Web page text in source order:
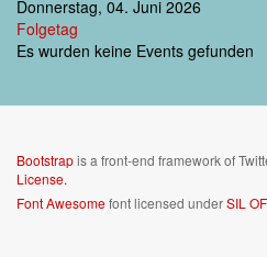
Donnerstag, 04. Juni 2026
Folgetag
Es wurden keine Events gefunden
Bootstrapis a front-end framework of
License.
Font Awesomefont licensed underSIL